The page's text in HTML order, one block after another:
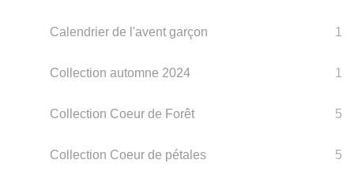
Calendrier de l'avent garçon 1
Collection automne 2024 1
Collection Coeur de Forêt 5
Collection Coeur de pétales 5